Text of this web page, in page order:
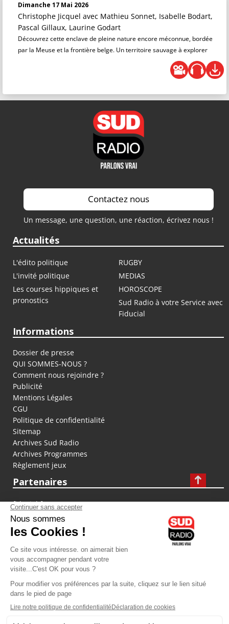
Dimanche 17 Mai 2026
Christophe Jicquel avec Mathieu Sonnet, Isabelle Bodart,
Pascal Gillaux, Laurine Godart
Découvrez cette enclave de pleine nature encore méconnue, bordée
par la Meuse et la frontière belge. Un territoire sauvage à explorer
Contactez nous
Un message, une question, une réaction, écrivez nous !
Actualités
L'édito politique
RUGBY
L'invité politique
MEDIAS
Les courses hippiques et
pronostics
HOROSCOPE
Sud Radio à votre Service avec
Fiducial
Informations
Dossier de presse
QUI SOMMES-NOUS ?
Comment nous rejoindre ?
Publicité
Mentions Légales
CGU
Politique de confidentialité
Sitemap
Archives Sud Radio
Archives Programmes
Règlement jeux
Partenaires
fiducial.fr
lyoncapitale.fr
olympique-et-lyonnais.com
L'application Iphone / Android
Téléchargez l'application
Les cookies